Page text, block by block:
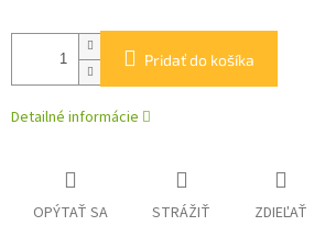
Pridať do košíka
Detailné informácie
OPÝTAŤ SA STRÁŽIŤ ZDIEĽAŤ